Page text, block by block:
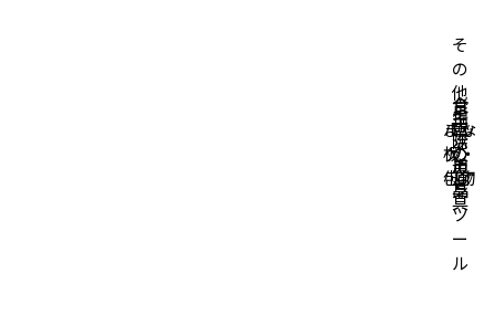
掃
除
道
具
生
活
用
品
台
所
の
道
具
食
卓
の
道
具
バッ
グ・
小物
まな
板・
包丁
そ
の
他
キ
ッ
チ
ン
ツ
ー
ル